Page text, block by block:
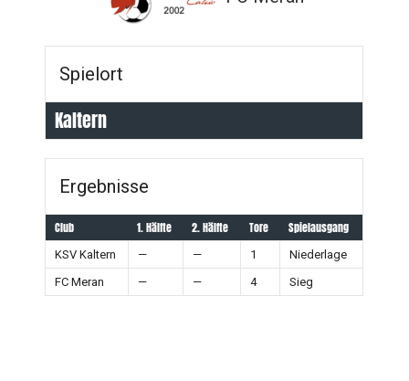
Spielort
Kaltern
Ergebnisse
Club 1. Hälfte 2. Hälfte Tore Spielausgang
KSV Kaltern — — 1
Niederlage
FC Meran
— — 4 Sieg